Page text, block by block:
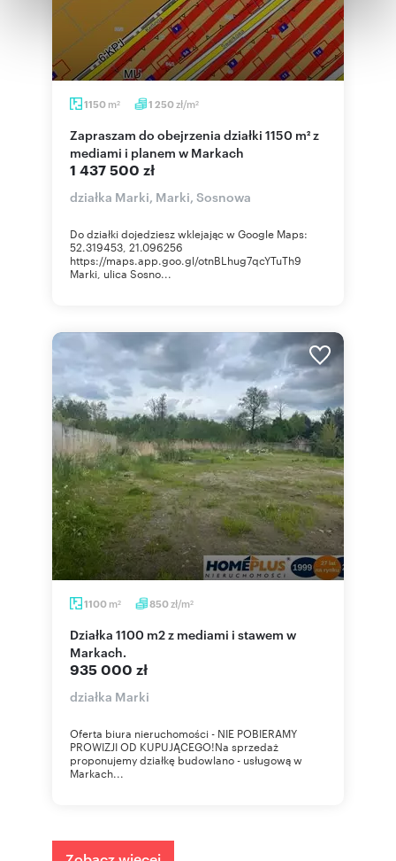
Partnerzy mogą połączyć te informacje z innymi danymi
otrzymanymi od Ciebie lub uzyskanymi podczas
korzystania z ich usług.
1150 m2 1 250zł/m2
Zapraszam do obejrzenia działki 1150 m² z
mediami i planem w Markach
1 437 500 zł
działka Marki, Marki, Sosnowa
Do działki dojedziesz wklejając w Google Maps:
52.319453, 21.096256
https://maps.app.goo.gl/otnBLhug7qcYTuTh9
Marki, ulica Sosno...
1100 m2 850zł/m2
Działka 1100 m2 z mediami i stawem w
Markach.
935 000 zł
działka Marki
Oferta biura nieruchomości - NIE POBIERAMY
PROWIZJI OD KUPUJĄCEGO!Na sprzedaż
proponujemy działkę budowlano - usługową w
Markach...